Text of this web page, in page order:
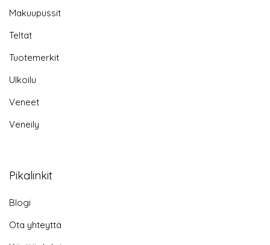
Makuupussit
Teltat
Tuotemerkit
Ulkoilu
Veneet
Veneily
Pikalinkit
Blogi
Ota yhteyttä